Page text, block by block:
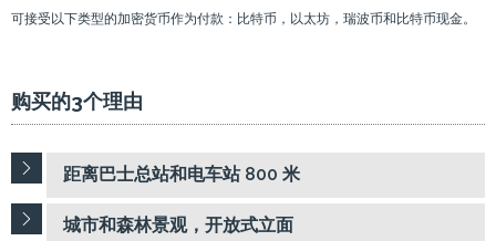
可接受以下类型的加密货币作为付款：比特币，以太坊，瑞波币和比特币现金。
购买的3个理由
距离巴士总站和电车站 800 米
城市和森林景观，开放式立面